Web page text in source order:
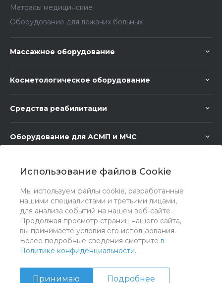
Использование файлов Cookie
Мы используем файлы cookie, разработанные
нашими специалистами и третьими лицами,
для анализа событий на нашем веб-сайте.
Продолжая просмотр страниц нашего сайта,
вы принимаете условия его использования.
Более подробные сведения смотрите в
Политике конфиденциальности.
Принимаю Подробнее
Матрасы медицинские
Оборудование для лежачих больных
Массажное оборудование
Косметологическое оборудование
Средства реабилитации
Оборудование для АСМП и МЧС
Медицинская мебель